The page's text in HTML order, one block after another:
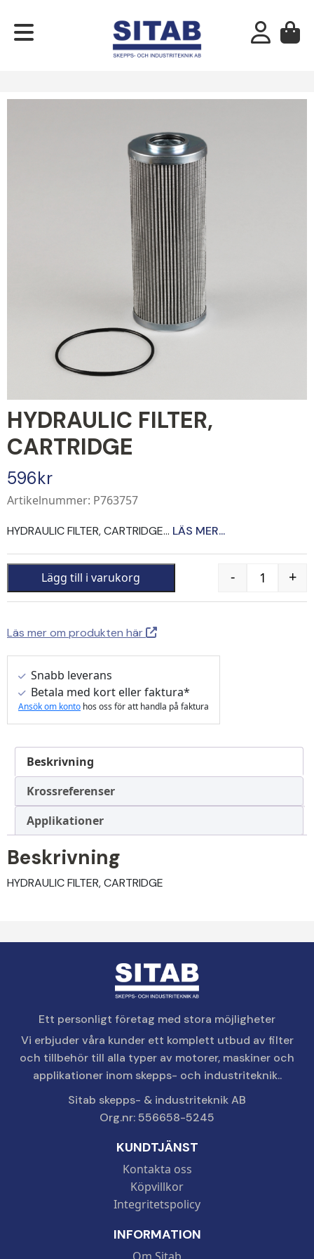
HYDRAULIC FILTER,
CARTRIDGE
596kr
Artikelnummer: P763757
HYDRAULIC FILTER, CARTRIDGE... LÄS MER...
Quantity
- +
Lägg till i varukorg
Läs mer om produkten här
Snabb leverans
Betala med kort eller faktura*
Ansök om konto hos oss för att handla på faktura
Beskrivning
Krossreferenser
Applikationer
Beskrivning
HYDRAULIC FILTER, CARTRIDGE
Ett personligt företag med stora möjligheter
Vi erbjuder våra kunder ett komplett utbud av filter
och tillbehör till alla typer av motorer, maskiner och
applikationer inom skepps- och industriteknik..
Sitab skepps- & industriteknik AB
Org.nr: 556658-5245
KUNDTJÄNST
Kontakta oss
Köpvillkor
Integritetspolicy
INFORMATION